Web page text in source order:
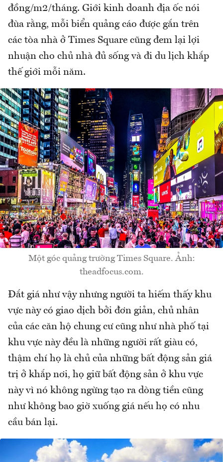
đồng/m2/tháng. Giới kinh doanh địa ốc nói
đùa rằng, mỗi biển quảng cáo được gắn trên
các tòa nhà ở Times Square cũng đem lại lợi
nhuận cho chủ nhà đủ sống và đi du lịch khắp
thế giới mỗi năm.
Một góc quảng trường Times Square. Ảnh:
theadfocus.com.
Đắt giá như vậy nhưng người ta hiếm thấy khu
vực này có giao dịch bởi đơn giản, chủ nhân
của các căn hộ chung cư cũng như nhà phố tại
khu vực này đều là những người rất giàu có,
thậm chí họ là chủ của những bất động sản giá
trị ở khắp nơi, họ giữ bất động sản ở khu vực
này vì nó không ngừng tạo ra dòng tiền cũng
như không bao giờ xuống giá nếu họ có nhu
cầu bán lại.